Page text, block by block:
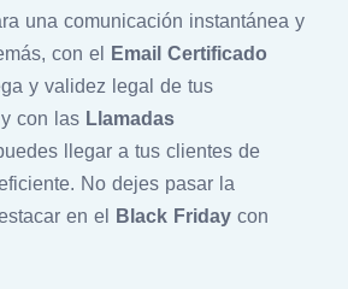
una comunicación instantánea y
con el
Email Certificado
y validez legal de tus
con las Llamadas
llegar a tus clientes de
No dejes pasar la
en el
Black Friday con